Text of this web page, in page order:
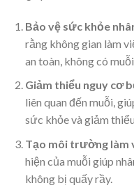
Bảo vệ sức khỏe
rằng không gian làm
an toàn, không có
Giảm thiểu nguy cơ
liên quan đến muỗi,
sức khỏe và giảm
Tạo môi trường làm
hiện của muỗi giúp
không bị quấy rầy.